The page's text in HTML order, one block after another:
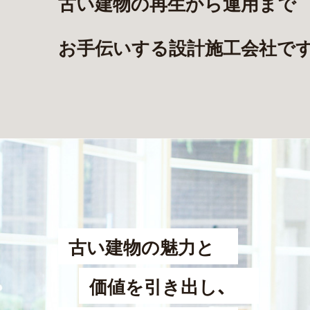
お手伝いする設計施工会社で
古い建物の魅力と
価値を引き出し、